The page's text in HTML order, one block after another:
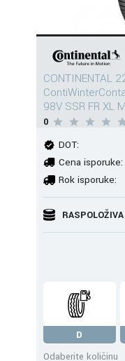
CONTINENTAL
98V SSR FR XL
0
DOT:
Cena isporuke:
Rok isporuke:
D
Odaberite količinu